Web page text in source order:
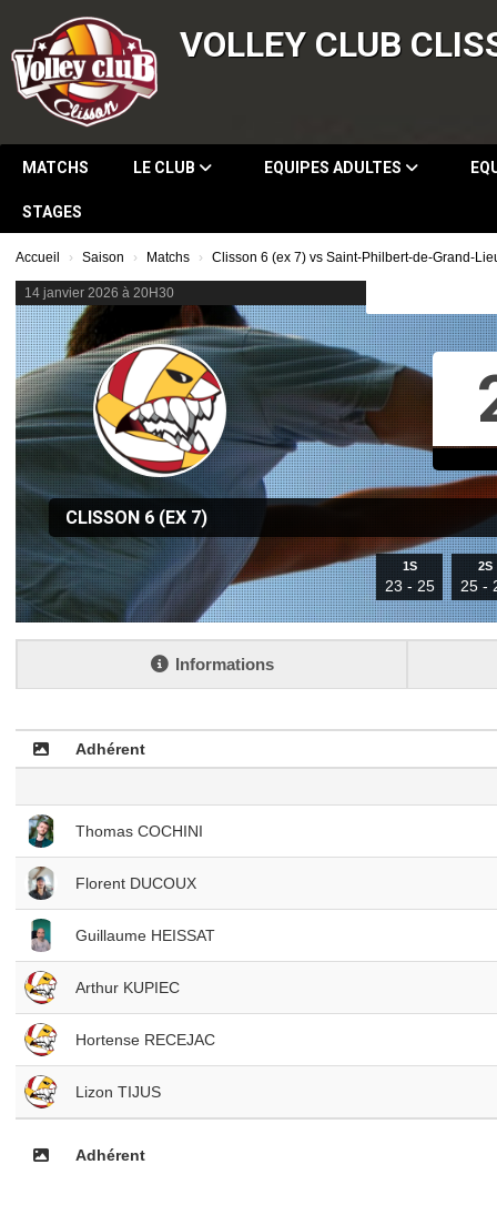
VOLLEY CLUB
MATCHS LE CLUB EQUIPES ADULTES
STAGES
Accueil Saison Matchs Clisson 6 (ex 7) vs Saint-Philbert-de-Grand-
14 janvier 2026 à 20H30
CLISSON 6 (EX 7)
1S
23 - 25
2S
25 -
Informations
Adhérent
Thomas COCHINI
Florent DUCOUX
Guillaume HEISSAT
Arthur KUPIEC
Hortense RECEJAC
Lizon TIJUS
Adhérent